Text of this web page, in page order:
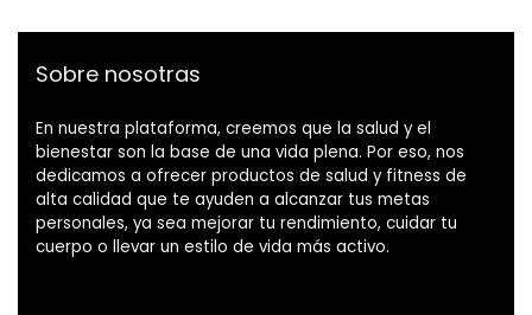
Sobre nosotras
En nuestra plataforma, creemos que la salud y el
bienestar son la base de una vida plena. Por eso, nos
dedicamos a ofrecer productos de salud y fitness de
alta calidad que te ayuden a alcanzar tus metas
personales, ya sea mejorar tu rendimiento, cuidar tu
cuerpo o llevar un estilo de vida más activo.